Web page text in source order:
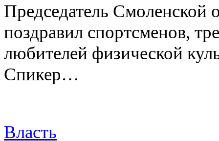
Председатель
поздравил спортсменов,
любителей физической
Спикер…
Власть